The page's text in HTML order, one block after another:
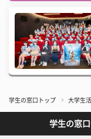
学生の窓口トップ 大学生活
学生の窓